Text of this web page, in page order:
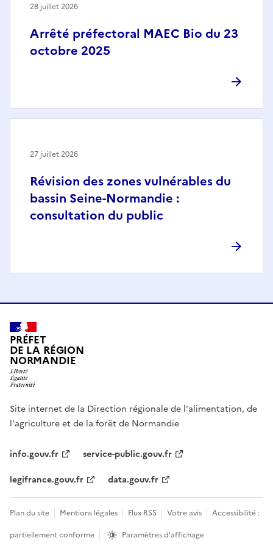
Arrêté préfectoral MAEC Bio du 23
octobre 2025
28 juillet 2026
Révision des zones vulnérables du
bassin Seine-Normandie :
consultation du public
27 juillet 2026
PRÉFET
DE LA RÉGION
NORMANDIE
Site internet de la Direction régionale de l'alimentation, de
l'agriculture et de la forêt de Normandie
info.gouv.fr
service-public.gouv.fr
legifrance.gouv.fr
data.gouv.fr
Plan du site Mentions légales Flux RSS Votre avis
Accessibilité :
partiellement conforme
Paramètres d'affichage